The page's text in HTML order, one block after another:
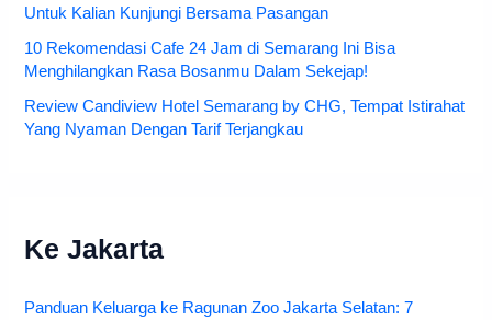
Untuk Kalian Kunjungi Bersama Pasangan
10 Rekomendasi Cafe 24 Jam di Semarang Ini Bisa
Menghilangkan Rasa Bosanmu Dalam Sekejap!
Review Candiview Hotel Semarang by CHG, Tempat Istirahat
Yang Nyaman Dengan Tarif Terjangkau
Ke Jakarta
Panduan Keluarga ke Ragunan Zoo Jakarta Selatan: 7